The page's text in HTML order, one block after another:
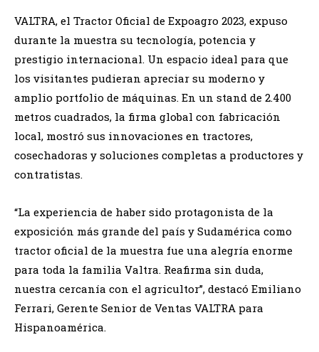
VALTRA, el Tractor Oficial de Expoagro 2023, expuso
durante la muestra su tecnología, potencia y
prestigio internacional. Un espacio ideal para que
los visitantes pudieran apreciar su moderno y
amplio portfolio de máquinas. En un stand de 2.400
metros cuadrados, la firma global con fabricación
local, mostró sus innovaciones en tractores,
cosechadoras y soluciones completas a productores y
contratistas.
“La experiencia de haber sido protagonista de la
exposición más grande del país y Sudamérica como
tractor oficial de la muestra fue una alegría enorme
para toda la familia Valtra. Reafirma sin duda,
nuestra cercanía con el agricultor”, destacó Emiliano
Ferrari, Gerente Senior de Ventas VALTRA para
Hispanoamérica.